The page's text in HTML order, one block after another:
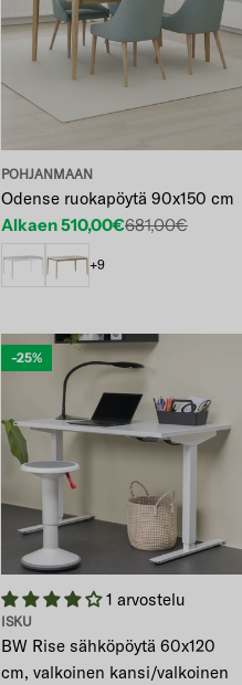
POHJANMAAN
Odense ruokapöytä 90x150 cm
Etuhinta
Alkaen 510,00€
Normaalihinta 681,00€
+9
-25%
1 arvostelu
ISKU
BW Rise sähköpöytä 60x120
cm, valkoinen kansi/valkoinen